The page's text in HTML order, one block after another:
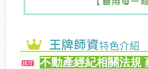
不動產經紀相關法規